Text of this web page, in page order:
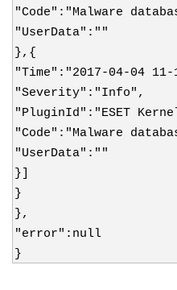
"Code":"Malware
"UserData":""
},{
"Time":"2017-04-04 11-
"Severity":"Info",
"PluginId":"ESET
"Code":"Malware
"UserData":""
}]
}
},
"error":null
}